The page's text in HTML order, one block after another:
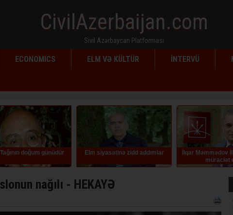
CivilAzerbaijan.com
Sivil Azərbaycan Platforması
ECONOMICS ELM VƏ KÜLTÜR İNTERVÜ
zidd addımlar
İlqar Məmmədov İlham Əliyevə
Azərbaycanda
köçürmələrə yeni
edilib
nağılı - HEKAYƏ